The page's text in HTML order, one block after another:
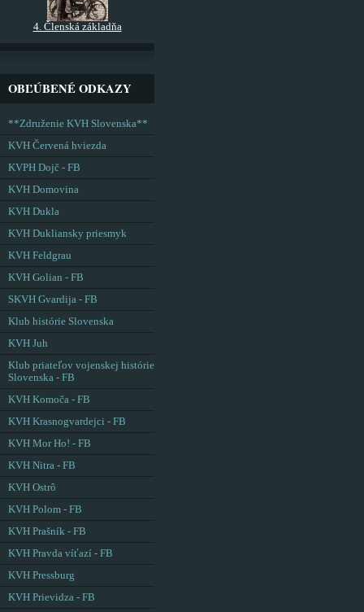
4. Členská základňa
OBĽÚBENÉ ODKAZY
**Združenie KVH Slovenska**
KVH Červená hviezda
KVPH Dojč - FB
KVH Domovina
KVH Dukla
KVH Dukliansky priesmyk
KVH Feldgrau
KVH Golian - FB
SKVH Gvardija - FB
Klub histórie Slovenska
KVH Juh
Klub priateľov vojenskej histórie
Slovenska - FB
KVH Komoča - FB
KVH Krasnogvardejci - FB
KVH Mor Ho! - FB
KVH Nitra - FB
KVH Ostrô
KVH Polom - FB
KVH Prašník - FB
KVH Pravda víťazí - FB
KVH Pressburg
KVH Prievidza - FB